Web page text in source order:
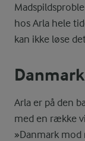
hos Arla hele
kan ikke løse
Arla er på den
med en række
»Danmark mod